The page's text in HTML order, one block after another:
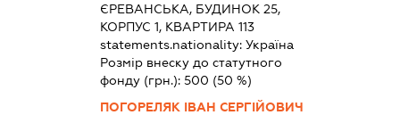
ЄРЕВАНСЬКА, БУДИНОК 25,
КОРПУС 1, КВАРТИРА 113
statements.nationality:Україна
Розмір внеску до статутного
фонду (грн.):500 (50 %)
ПОГОРЕЛЯК ІВАН СЕРГІЙОВИЧ